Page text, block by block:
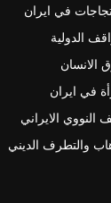
في ايران
الدولية
الانسان
في ايران
النووي الايراني
والتطرف الديني